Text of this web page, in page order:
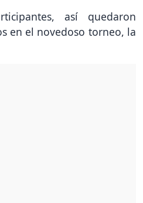
así quedaron
en el novedoso torneo, la